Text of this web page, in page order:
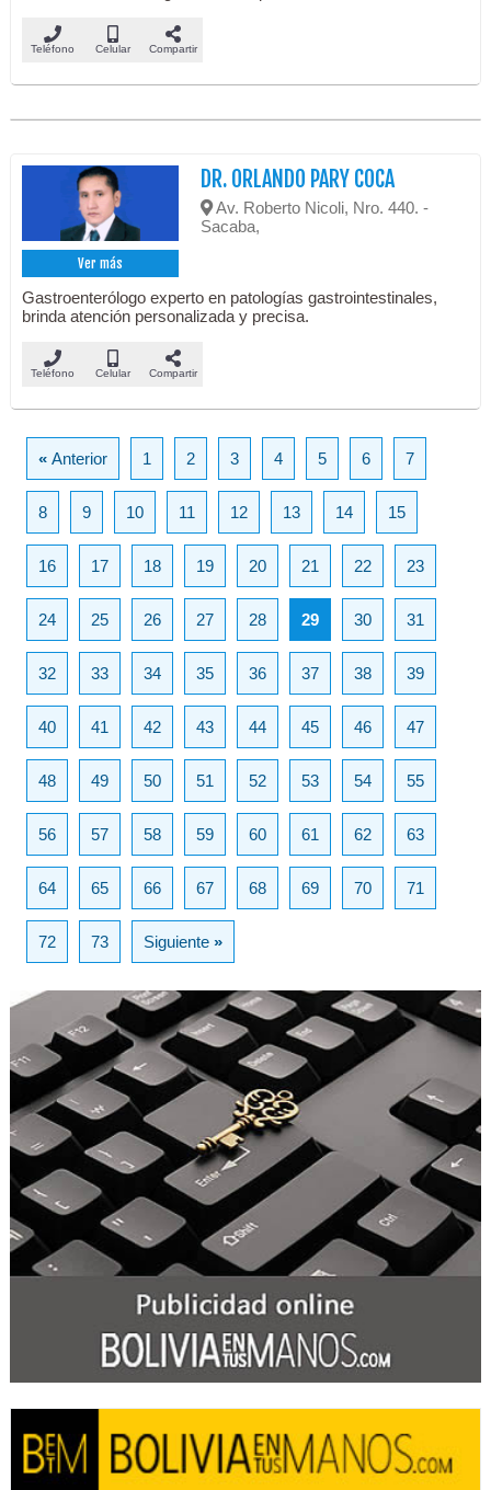
Teléfono Celular Compartir
Ver más
DR. ORLANDO PARY COCA
Av. Roberto Nicoli, Nro. 440. -
Sacaba,
Gastroenterólogo experto en patologías gastrointestinales,
brinda atención personalizada y precisa.
Teléfono Celular Compartir
«Anterior 1 2 3 4 5 6 7
8 9 10 11 12 13 14 15
16 17 18 19 20 21 22 23
24 25 26 27 28 29 30 31
32 33 34 35 36 37 38 39
40 41 42 43 44 45 46 47
48 49 50 51 52 53 54 55
56 57 58 59 60 61 62 63
64 65 66 67 68 69 70 71
72 73 Siguiente»